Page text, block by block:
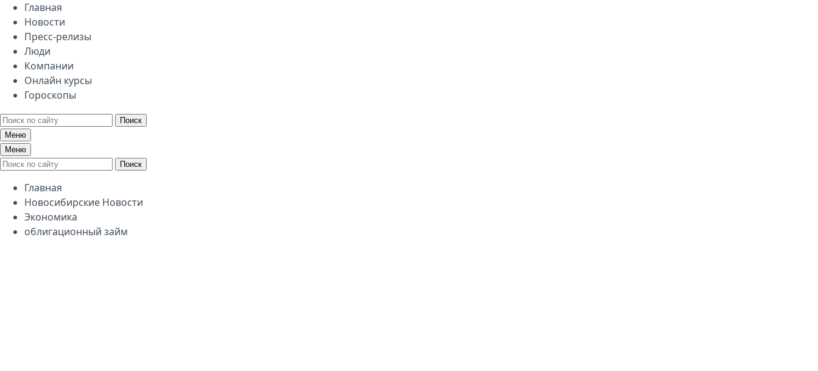
Главная
Новости
Пресс-релизы
Люди
Компании
Онлайн курсы
Гороскопы
Поиск
Меню
Меню
Поиск
Главная
Новосибирские Новости
Экономика
облигационный займ